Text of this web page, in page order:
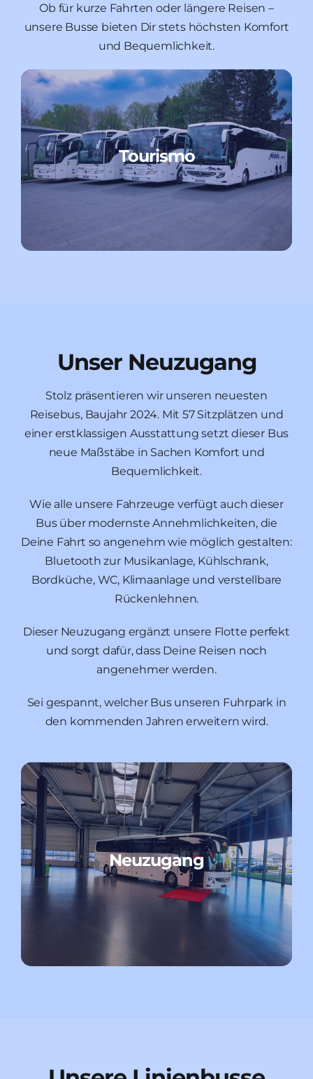
Ob für kurze Fahrten oder längere Reisen –
unsere Busse bieten Dir stets höchsten Komfort
und Bequemlichkeit.
Tourismo
Neuzugang
Unser Neuzugang
Stolz präsentieren wir unseren neuesten
Reisebus, Baujahr 2024. Mit 57 Sitzplätzen und
einer erstklassigen Ausstattung setzt dieser Bus
neue Maßstäbe in Sachen Komfort und
Bequemlichkeit.
Wie alle unsere Fahrzeuge verfügt auch dieser
Bus über modernste Annehmlichkeiten, die
Deine Fahrt so angenehm wie möglich gestalten:
Bluetooth zur Musikanlage, Kühlschrank,
Bordküche, WC, Klimaanlage und verstellbare
Rückenlehnen.
Dieser Neuzugang ergänzt unsere Flotte perfekt
und sorgt dafür, dass Deine Reisen noch
angenehmer werden.
Sei gespannt, welcher Bus unseren Fuhrpark in
den kommenden Jahren erweitern wird.